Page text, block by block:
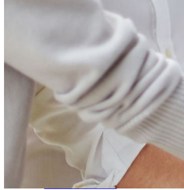
律所公告
拆迁律师团队
民商律师团队
部门领域
公司商务部
民事纠纷部
涉外法律事务部
金融证券部
海事海商部
刑事诉讼部
知识产权法律业务部